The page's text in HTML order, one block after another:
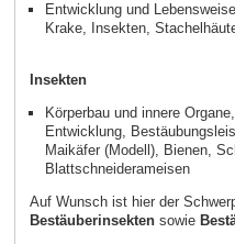
Entwicklung und
Krake, Insekten,
Insekten
Körperbau und innere
Entwicklung,
Maikäfer (Modell), Bienen,
Blattschneiderameisen
Auf Wunsch ist hier der
Bestäuberinsekten sowie